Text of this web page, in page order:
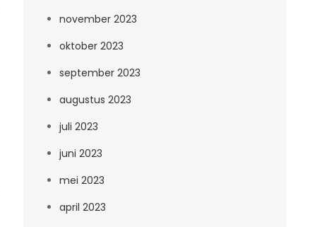
november 2023
oktober 2023
september 2023
augustus 2023
juli 2023
juni 2023
mei 2023
april 2023